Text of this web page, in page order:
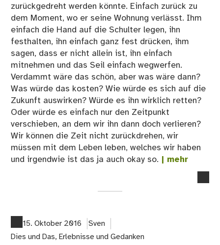
zurückgedreht werden könnte. Einfach zurück zu
dem Moment, wo er seine Wohnung verlässt. Ihm
einfach die Hand auf die Schulter legen, ihn
festhalten, ihn einfach ganz fest drücken, ihm
sagen, dass er nicht allein ist, ihn einfach
mitnehmen und das Seil einfach wegwerfen.
Verdammt wäre das schön, aber was wäre dann?
Was würde das kosten? Wie würde es sich auf die
Zukunft auswirken? Würde es ihn wirklich retten?
Oder würde es einfach nur den Zeitpunkt
verschieben, an dem wir ihn dann doch verlieren?
Wir können die Zeit nicht zurückdrehen, wir
müssen mit dem Leben leben, welches wir haben
und irgendwie ist das ja auch okay so. | mehr
15. Oktober 2016
Sven
Dies und Das, Erlebnisse und Gedanken